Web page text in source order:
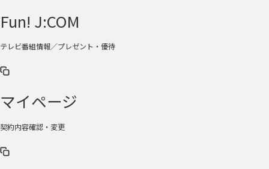
Fun! J:COM
テレビ番組情報／プレゼント・優待
マイページ
契約内容確認・変更